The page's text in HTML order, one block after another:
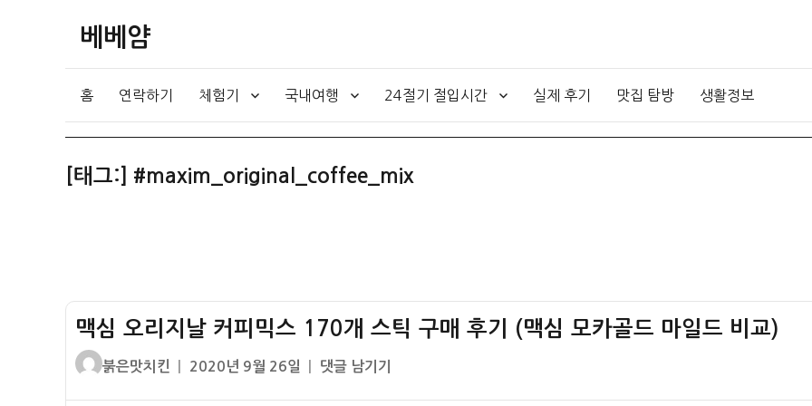
베베얌
홈 연락하기 체험기 국내여행 24절기 절입시간 실제 후기 맛집 탐방 생활정보
[태그:] #maxim_original_coffee_mix
맥심 오리지날 커피믹스 170개 스틱 구매 후기 (맥심 모카골드 마일드 비교)
글
붉은맛치킨
작
2020년 9월 26일
맥
댓글 남기기